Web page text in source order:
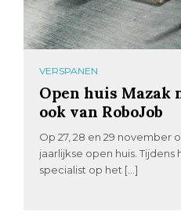
VERSPANEN
Open huis Mazak
ook van RoboJob
Op 27, 28 en 29 november
jaarlijkse open huis.
specialist op het […]